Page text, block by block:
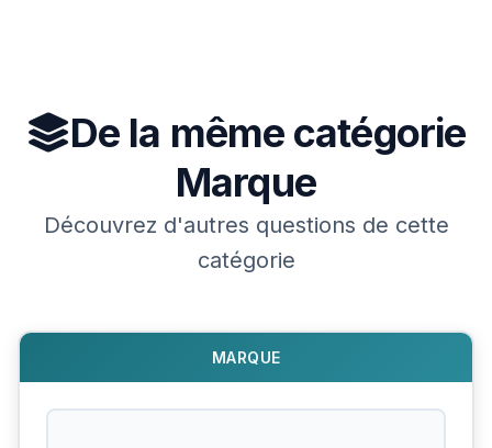
De la même catégorie
Marque
Découvrez d'autres questions de cette
catégorie
MARQUE